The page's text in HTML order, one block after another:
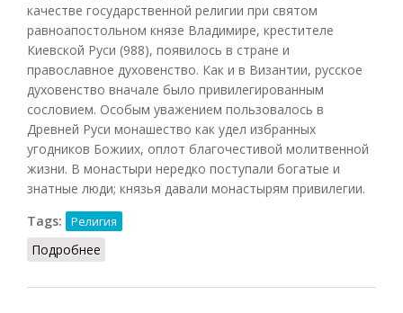
качестве государственной религии при святом
равноапостольном князе Владимире, крестителе
Киевской Руси (988), появилось в стране и
православное духовенство. Как и в Византии, русское
духовенство вначале было привилегированным
сословием. Особым уважением пользовалось в
Древней Руси монашество как удел избранных
угодников Божиих, оплот благочестивой молитвенной
жизни. В монастыри нередко поступали богатые и
знатные люди; князья давали монастырям привилегии.
Tags:
Религия
Подробнее